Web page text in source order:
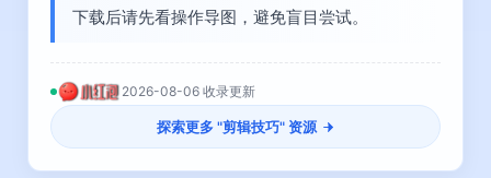
下载后请先看操作导图，避免盲目尝试。
2026-08-06 收录更新
探索更多 "剪辑技巧" 资源